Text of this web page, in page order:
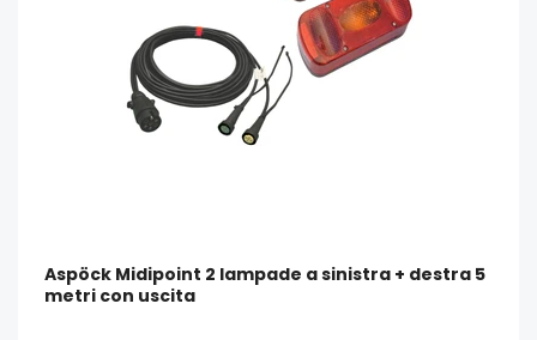
Aspöck Midipoint 2 lampade a sinistra + destra 5
metri con uscita